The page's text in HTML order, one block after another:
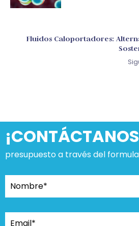
Fluidos Caloportadores:
presupuesto a través del